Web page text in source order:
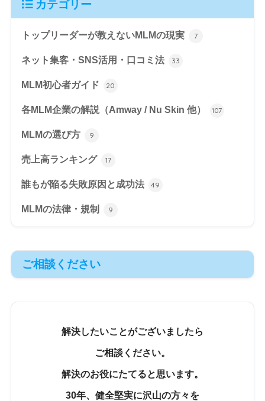
カテゴリー
トップリーダーが教えないMLMの現実 7
ネット集客・SNS活用・口コミ法 33
MLM初心者ガイド 20
各MLM企業の解説（Amway / Nu Skin 他） 107
MLMの選び方 9
売上高ランキング 17
誰もが陥る失敗原因と成功法 49
MLMの法律・規制 9
ご相談ください
解決したいことがございましたら
ご相談ください。
解決のお役にたてると思います。
30年、健全堅実に沢山の方々を